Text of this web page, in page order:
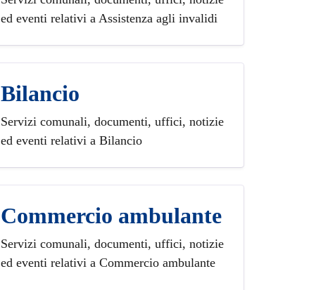
ed eventi relativi a Assistenza agli invalidi
Bilancio
Servizi comunali, documenti, uffici, notizie
ed eventi relativi a Bilancio
Commercio ambulante
Servizi comunali, documenti, uffici, notizie
ed eventi relativi a Commercio ambulante